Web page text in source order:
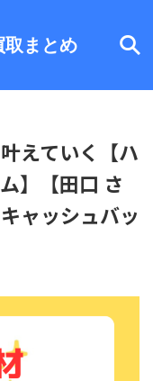
取まとめ
えていく【ハ
】【田口 さ
ャッシュバッ